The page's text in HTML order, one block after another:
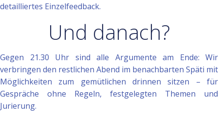
detailliertes Einzelfeedback.
Und danach?
Gegen 21.30 Uhr sind alle Argumente am Ende: Wir
verbringen den restlichen Abend im benachbarten Späti mit
Möglichkeiten zum gemütlichen drinnen sitzen – für
Gespräche ohne Regeln, festgelegten Themen und
Jurierung.